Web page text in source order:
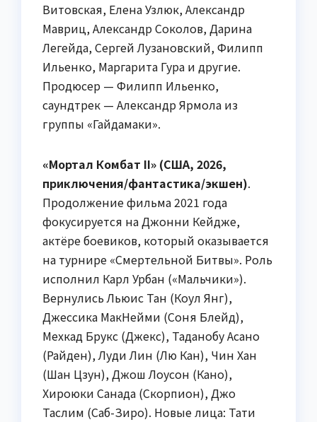
Витовская, Елена Узлюк, Александр
Мавриц, Александр Соколов, Дарина
Легейда, Сергей Лузановский, Филипп
Ильенко, Маргарита Гура и другие.
Продюсер — Филипп Ильенко,
саундтрек — Александр Ярмола из
группы «Гайдамаки».
«Мортал Комбат II» (США, 2026,
приключения/фантастика/экшен).
Продолжение фильма 2021 года
фокусируется на Джонни Кейдже,
актёре боевиков, который оказывается
на турнире «Смертельной Битвы». Роль
исполнил Карл Урбан («Мальчики»).
Вернулись Льюис Тан (Коул Янг),
Джессика МакНейми (Соня Блейд),
Мехкад Брукс (Джекс), Таданобу Асано
(Райден), Луди Лин (Лю Кан), Чин Хан
(Шан Цзун), Джош Лоусон (Кано),
Хироюки Санада (Скорпион), Джо
Таслим (Саб-Зиро). Новые лица: Тати